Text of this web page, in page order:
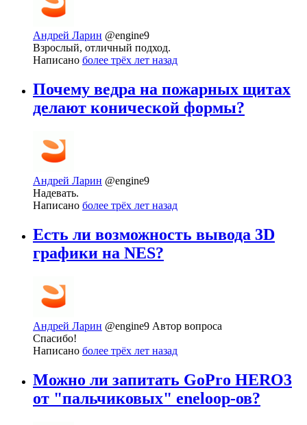
Андрей Ларин @engine9
Взрослый, отличный подход.
Написано более трёх лет назад
Почему ведра на пожарных щитах
делают конической формы?
Андрей Ларин @engine9
Надевать.
Написано более трёх лет назад
Есть ли возможность вывода 3D
графики на NES?
Андрей Ларин @engine9 Автор вопроса
Спасибо!
Написано более трёх лет назад
Можно ли запитать GoPro HERO3
от "пальчиковых" eneloop-ов?